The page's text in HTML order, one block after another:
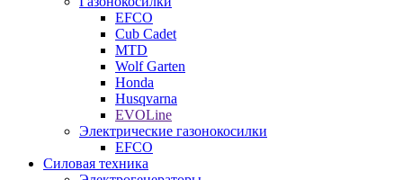
EFCO
Cub Cadet
MTD
Wolf Garten
Honda
Husqvarna
EVOLine
Электрические газонокосилки
EFCO
Силовая техника